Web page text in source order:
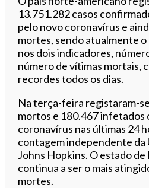
13.751.282 casos
pelo novo coronavírus e
mortes, sendo atualmente
nos dois indicadores,
número de vítimas mortais,
recordes todos os dias.
Na terça-feira registaram-
mortos e 180.467 infetados
coronavírus nas últimas 24
contagem independente da
Johns Hopkins. O estado
continua a ser o mais
mortes.